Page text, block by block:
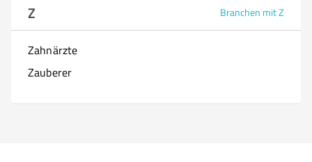
Z Branchen mit Z
Zahnärzte
Zauberer